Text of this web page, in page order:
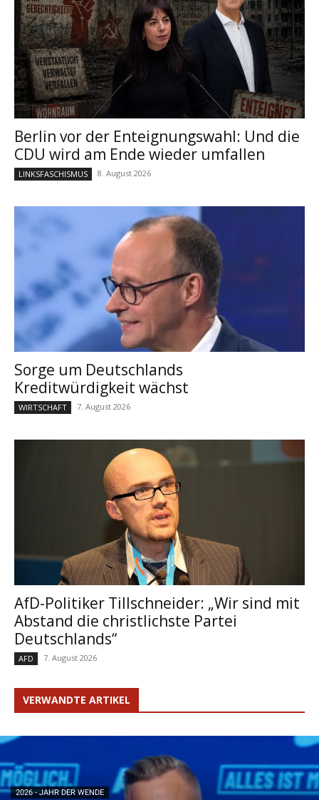
Berlin vor der Enteignungswahl: Und die
CDU wird am Ende wieder umfallen
LINKSFASCHISMUS 8. August 2026
Sorge um Deutschlands
Kreditwürdigkeit wächst
WIRTSCHAFT 7. August 2026
AfD-Politiker Tillschneider: „Wir sind mit
Abstand die christlichste Partei
Deutschlands“
AFD 7. August 2026
VERWANDTE ARTIKEL
2026 - JAHR DER WENDE